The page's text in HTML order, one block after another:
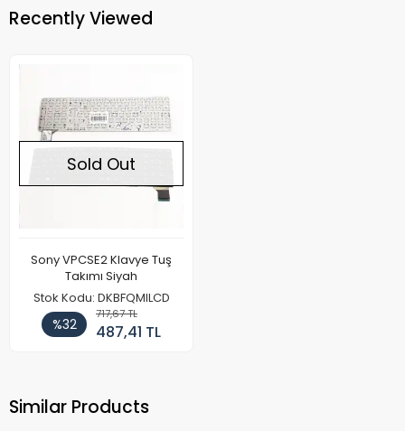
Recently Viewed
Sold Out
Sony VPCSE2 Klavye Tuş
Takımı Siyah
Stok Kodu: DKBFQMILCD
%32
717,67 TL
487,41 TL
Similar Products